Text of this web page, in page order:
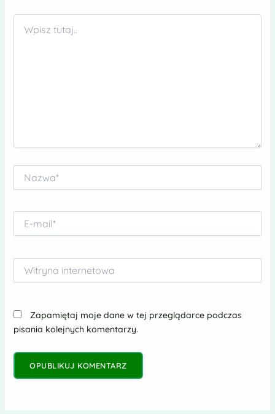
Wpisz
tutaj..
mail*
internetowa
Zapamiętaj moje dane w tej przeglądarce podczas
pisania kolejnych komentarzy.